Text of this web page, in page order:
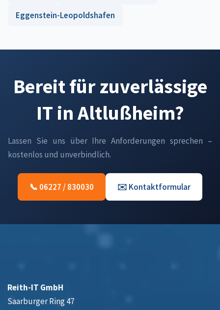
Eggenstein-Leopoldshafen
Bereit für zuverlässige
IT in Altlußheim?
Lassen Sie uns über Ihre Anforderungen sprechen –
kostenlos und unverbindlich.
📞 06227 / 830030 ✉️ Kontaktformular
Reith-IT GmbH
Saarburger Ring 47